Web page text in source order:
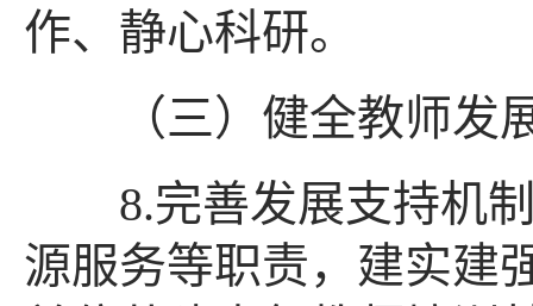
作、静心科研。
（三）健全教师发展
8.完善发展支持机制
源服务等职责，建实建